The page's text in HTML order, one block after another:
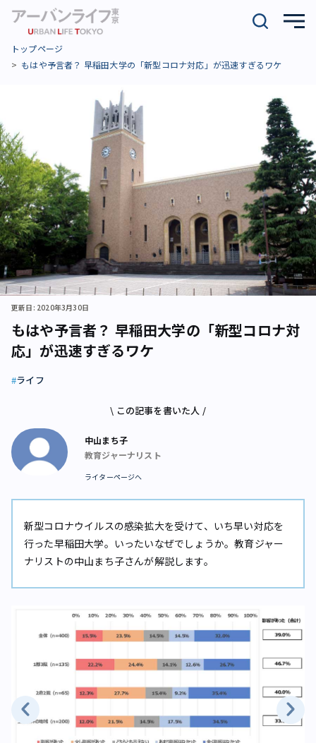
トップページ
もはや予言者？ 早稲田大学の「新型コロナ対応」が迅速すぎるワケ
もはや予言者？ 早稲田大学の「新型コロナ対
応」が迅速すぎるワケ
更新日: 2020年3月30日
ライフ
\ この記事を書いた人 /
中山まち子
教育ジャーナリスト
ライターページへ
新型コロナウイルスの感染拡大を受けて、いち早い対応を
行った早稲田大学。いったいなぜでしょうか。教育ジャー
ナリストの中山まち子さんが解説します。